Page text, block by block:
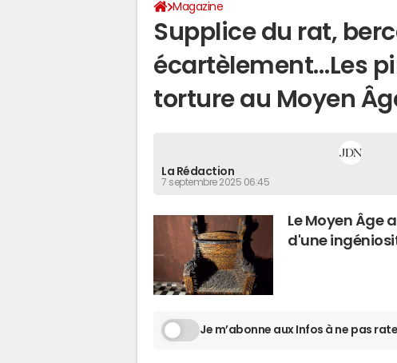
Magazine
Supplice du rat,
écartèlement…Les
torture au Moyen
La Rédaction
7 septembre 2025 06:45
Le Moyen Âge
d'une
Je m’abonne aux Infos à ne pas